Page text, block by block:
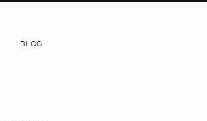
BLOG